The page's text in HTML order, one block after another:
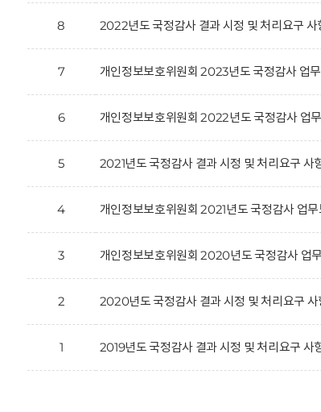
8 2022년도 국정감사 결과 시정 및 처리요구
7 개인정보보호위원회 2023년도 국정감사 업
6 개인정보보호위원회 2022년도 국정감사 업
5 2021년도 국정감사 결과 시정 및 처리요구
4 개인정보보호위원회 2021년도 국정감사 업
3 개인정보보호위원회 2020년도 국정감사 업
2 2020년도 국정감사 결과 시정 및 처리요구
1 2019년도 국정감사 결과 시정 및 처리요구